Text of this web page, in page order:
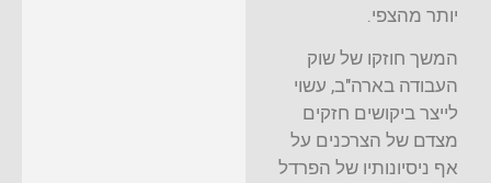
יותר מהצפי.
המשך חוזקו של שוק
העבודה בארה"ב, עשוי
לייצר ביקושים חזקים
מצדם של הצרכנים על
אף ניסיונותיו של הפרדל